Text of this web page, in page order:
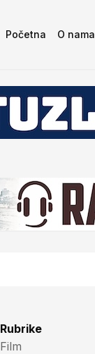
Početna O nama
Rubrike
Film